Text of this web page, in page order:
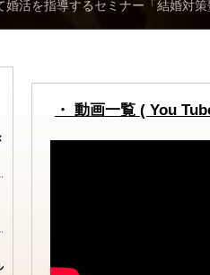
活を指導するセミナー「結婚対策
・ 動画一覧 ( You